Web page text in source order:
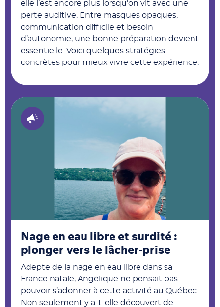
elle l’est encore plus lorsqu’on vit avec une
perte auditive. Entre masques opaques,
communication difficile et besoin
d’autonomie, une bonne préparation devient
essentielle. Voici quelques stratégies
concrètes pour mieux vivre cette expérience.
Nage en eau libre et surdité :
plonger vers le lâcher-prise
Adepte de la nage en eau libre dans sa
France natale, Angélique ne pensait pas
pouvoir s’adonner à cette activité au Québec.
Non seulement y a-t-elle découvert de